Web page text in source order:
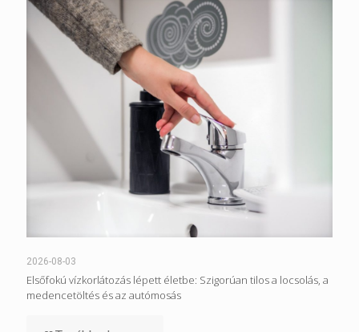
2026-08-03
Elsőfokú vízkorlátozás lépett életbe: Szigorúan tilos a locsolás, a
medencetöltés és az autómosás